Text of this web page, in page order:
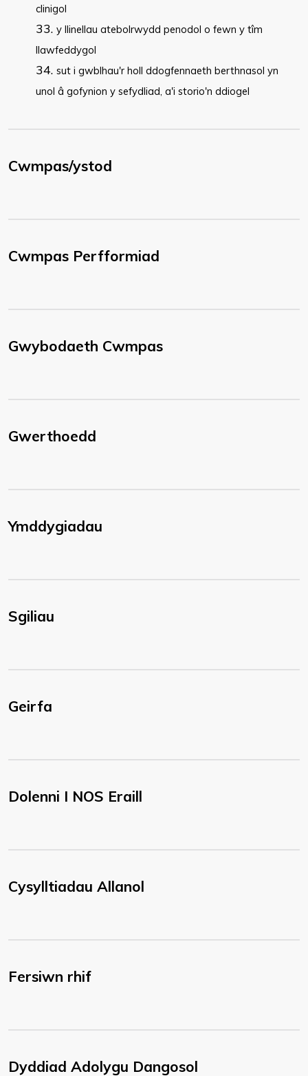
clinigol
y llinellau atebolrwydd penodol o fewn y tîm
llawfeddygol
sut i gwblhau'r holl ddogfennaeth berthnasol yn
unol â gofynion y sefydliad, a'i storio'n ddiogel
Cwmpas/ystod
Cwmpas Perfformiad
Gwybodaeth Cwmpas
Gwerthoedd
Ymddygiadau
Sgiliau
Geirfa
Dolenni I NOS Eraill
Cysylltiadau Allanol
Fersiwn rhif
Dyddiad Adolygu Dangosol